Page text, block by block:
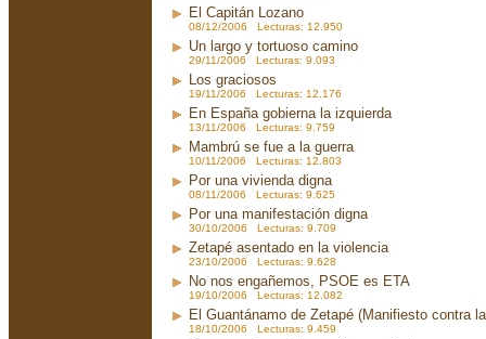
El Capitán Lozano
08/12/2006 Lecturas: 12.950
Un largo y tortuoso camino
29/11/2006 Lecturas: 9.093
Los graciosos
19/11/2006 Lecturas: 12.176
En España gobierna la izquierda
13/11/2006 Lecturas: 9.759
Mambrú se fue a la guerra
10/11/2006 Lecturas: 12.803
Por una vivienda digna
08/11/2006 Lecturas: 9.625
Por una manifestación digna
30/10/2006 Lecturas: 9.709
Zetapé asentado en la violencia
23/10/2006 Lecturas: 9.628
No nos engañemos, PSOE es ETA
19/10/2006 Lecturas: 12.082
El Guantánamo de Zetapé (Manifiesto contra
18/10/2006 Lecturas: 9.459